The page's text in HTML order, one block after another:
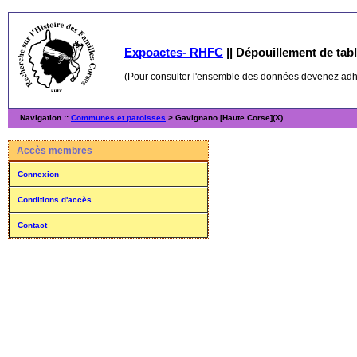
Expoactes- RHFC || Dépouillement de
(Pour consulter l'ensemble des données devenez
Navigation :: Communes et paroisses > Gavignano [Haute Corse](X)
Accès membres
Connexion
Conditions d'accès
Contact